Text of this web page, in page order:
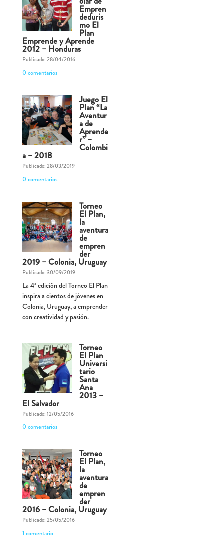
Empren
deduris
mo El
Plan
Emprende y Aprende
2012 – Honduras
Publicado: 28/04/2016
0 comentarios
Juego El
Plan “La
Aventur
a de
Aprende
r” –
Colombi
a – 2018
Publicado: 28/03/2019
0 comentarios
Torneo
El Plan,
la
aventura
de
empren
der
2019 – Colonia, Uruguay
Publicado: 30/09/2019
La 4ª edición del Torneo El Plan
inspira a cientos de jóvenes en
Colonia, Uruguay, a emprender
con creatividad y pasión.
Torneo
El Plan
Universi
tario
Santa
Ana
2013 –
El Salvador
Publicado: 12/05/2016
0 comentarios
Torneo
El Plan,
la
aventura
de
empren
der
2016 – Colonia, Uruguay
Publicado: 25/05/2016
1 comentario